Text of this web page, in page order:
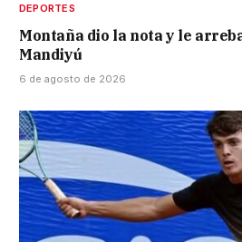
DEPORTES
Montaña dio la nota y le
Mandiyú
6 de agosto de 2026